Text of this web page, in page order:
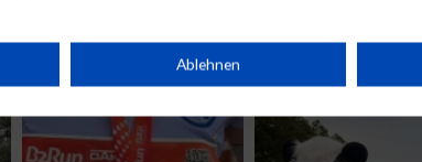
/ 15.07.2026
Informationen auf einem Endgerät
zur Auswahl von Werbeanzeigen
Ablehnen